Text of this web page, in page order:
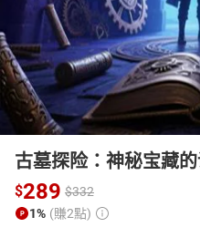
HOT
古墓探险：神秘宝藏的
$289 $332
1% (賺2點)